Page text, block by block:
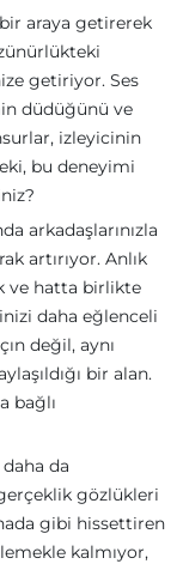
araya getirerek
getiriyor. Ses
düdüğünü ve
izleyicinin
bu deneyimi
arkadaşlarınızla
artırıyor. Anlık
ve hatta birlikte
daha eğlenceli
değil, aynı
bir alan.
bağlı
da
gözlükleri
gibi hissettiren
kalmıyor,